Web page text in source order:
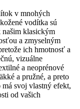
v mnohých
vodítka sú
našim klasickým
a zmyselným
ich hmotnosť a
vizuálne
a neoprénové
a pružné, a preto
svoj vlastný efekt,
od vašich